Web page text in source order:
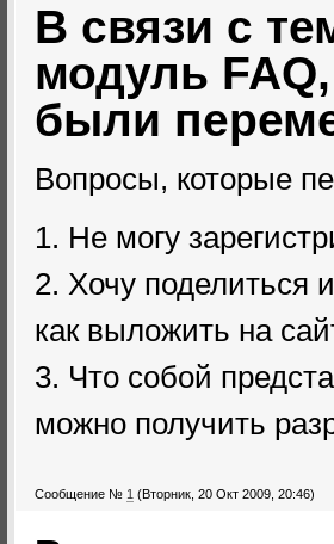
В связи с
модуль
были
Вопросы, которые
1. Не могу
2. Хочу поделиться
как выложить на
3. Что собой
можно получить
Сообщение № 1 (Вторник, 20 Окт 2009, 20:46)